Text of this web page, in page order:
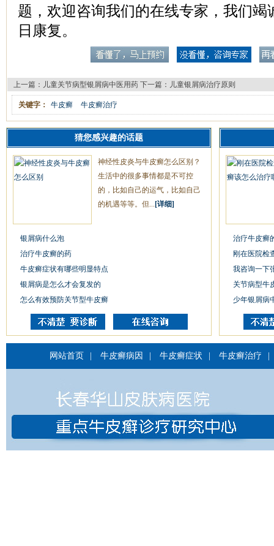
题，欢迎咨询我们的在线专家，我们竭
日康复。
上一篇： 儿童关节病型银屑病中医用药 下一篇： 儿童银屑病治疗原则
关键字： 牛皮癣 牛皮癣治疗
猜您感兴趣的话题
神经性皮炎与牛皮癣怎么区别？
生活中的很多事情都是不可控
的，比如自己的运气，比如自己
的机遇等等。但... [详细]
银屑病什么泡
治疗牛皮癣的药
牛皮癣症状有哪些明显特点
银屑病是怎么才会复发的
怎么有效预防关节型牛皮癣
治疗牛皮癣
刚在医院检
我咨询一下
关节病型牛
少年银屑病
网站首页 牛皮癣病因 牛皮癣症状 牛皮癣治疗